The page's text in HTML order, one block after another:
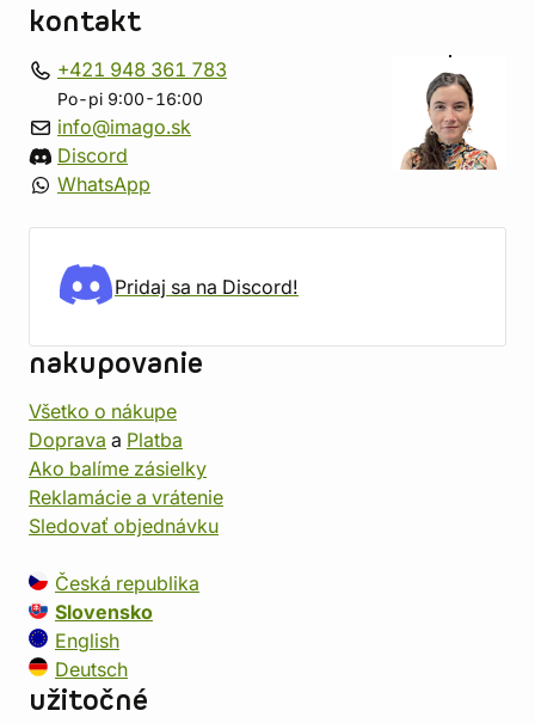
kontakt
+421 948 361 783
Po-pi 9:00-16:00
info@imago.sk
Discord
WhatsApp
Pridaj sa na Discord!
nakupovanie
Všetko o nákupe
Doprava a Platba
Ako balíme zásielky
Reklamácie a vrátenie
Sledovať objednávku
Česká republika
Slovensko
English
Deutsch
užitočné